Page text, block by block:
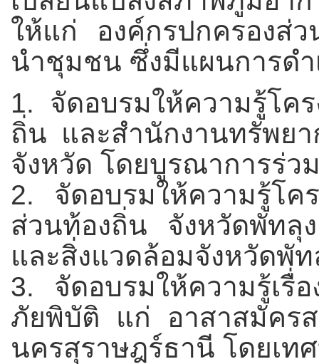
ให้แก่ องค์กรปกครองส่
นำชุมชน ซึ่งมีแผนการดำ
1. จัดอบรมให้ความรู้โค
ถิ่น และสำนักงานทรัพย
จังหวัด โดยบูรณาการร่ว
2. จัดอบรมให้ความรู้โ
ส่วนท้องถิ่น จังหวัดพัทลุ
และสิ่งแวดล้อมจังหวัดพัท
3. จัดอบรมให้ความรู้เรื่
ภัยพิบัติ แก่ อาสาสมัคร
นครสุราษฎร์ธานี โดยเท